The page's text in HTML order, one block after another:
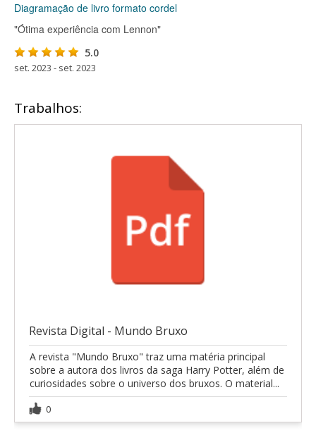
Diagramação de livro formato cordel
"Ótima experiência com Lennon"
5.0
set. 2023 - set. 2023
Trabalhos:
Revista Digital - Mundo Bruxo
A revista "Mundo Bruxo" traz uma matéria principal
sobre a autora dos livros da saga Harry Potter, além de
curiosidades sobre o universo dos bruxos. O material...
0